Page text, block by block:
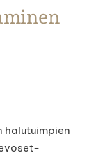
halutuimpien